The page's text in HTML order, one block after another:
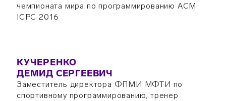
чемпионата мира по программированию ACM
ICPC 2016
КУЧЕРЕНКО
ДЕМИД СЕРГЕЕВИЧ
Заместитель директора ФПМИ МФТИ по
спортивному программированию, тренер